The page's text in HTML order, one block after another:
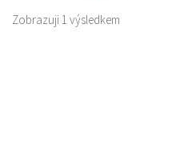
Zobrazuji 1 výsledkem